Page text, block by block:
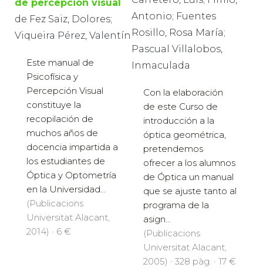
de percepción visual
de Fez Saiz, Dolores;
Viqueira Pérez, Valentín
Este manual de
Psicofísica y
Percepción Visual
constituye la
recopilación de
muchos años de
docencia impartida a
los estudiantes de
Óptica y Optometría
en la Universidad...
(Publicacions
Universitat Alacant,
2014) · 6 €
Antonio; Fuentes
Rosillo, Rosa María;
Pascual Villalobos,
Inmaculada
Con la elaboración
de este Curso de
introducción a la
óptica geométrica,
pretendemos
ofrecer a los alumnos
de Óptica un manual
que se ajuste tanto al
programa de la
asign...
(Publicacions
Universitat Alacant,
2005) · 328 pàg. · 17 €